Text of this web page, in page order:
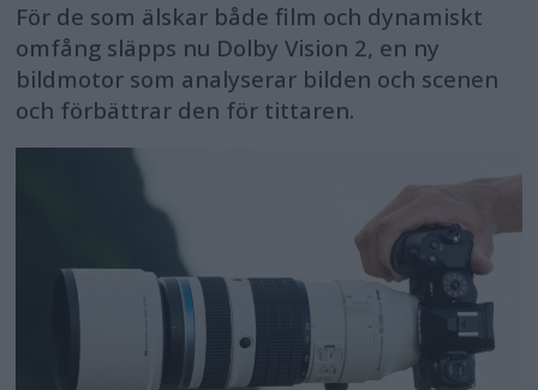
För de som älskar både film och dynamiskt
omfång släpps nu Dolby Vision 2, en ny
bildmotor som analyserar bilden och scenen
och förbättrar den för tittaren.